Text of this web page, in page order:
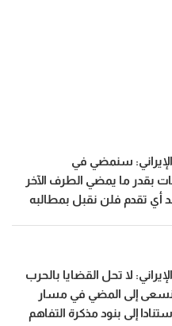
سنمضي في
بقدر ما يمضي الطرف الآخر
أي تقدم فلن نقبل بمطالبه
لا تحل القضايا بالحرب
إلى المضي في مسار
إلى بنود مذكرة التفاهم